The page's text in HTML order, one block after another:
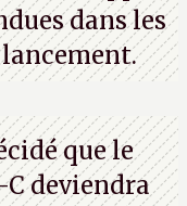
dans les
que le
deviendra